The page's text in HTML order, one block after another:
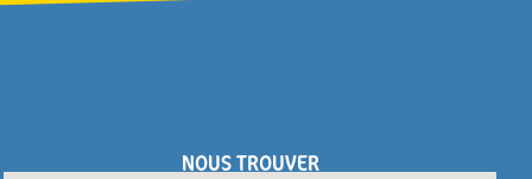
NOUS TROUVER